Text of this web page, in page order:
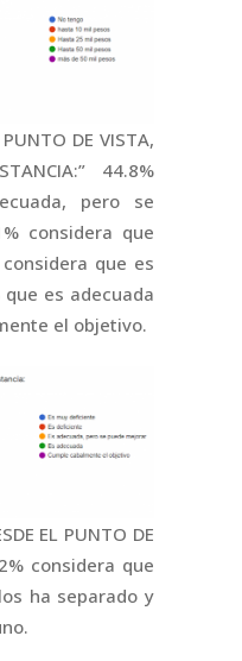
DE VISTA,
44.8%
pero se
considera que
que es
es adecuada
el objetivo.
EL PUNTO DE
considera que
ha separado y